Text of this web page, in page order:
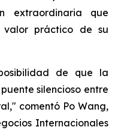
extraordinaria que
práctico de su
de que la
silencioso entre
comentó Po Wang,
Internacionales